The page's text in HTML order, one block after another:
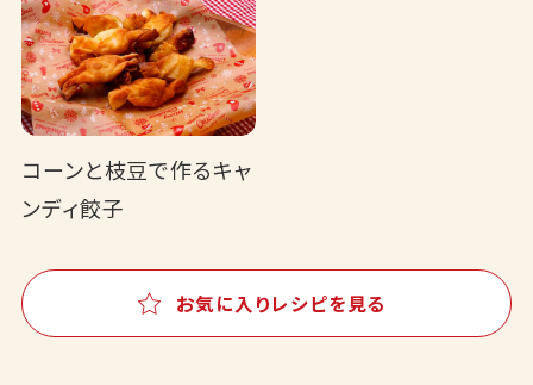
コーンと枝豆で作るキャ
ンディ餃子
お気に入りレシピを見る